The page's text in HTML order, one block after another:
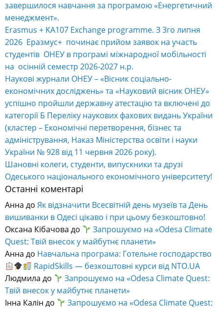
завершилося навчання за програмою «Енергетичний
менеджмент».
Erasmus + KA107 Exchange programme. З 3го липня
2026 Еразмус+ починає прийом заявок на участь
студентів ОНЕУ в програмі міжнародної мобільності
на осінній семестр 2026-2027 н.р.
Наукові журнали ОНЕУ – «Вісник соціально-
економічних досліджень» та «Науковий вісник ОНЕУ»
успішно пройшли державну атестацію та включені до
категорії Б Переліку наукових фахових видань України
(кластер – Економічні перетворення, бізнес та
адміністрування, Наказ Міністерства освіти і науки
України № 928 від 11 червня 2026 року).
Шановні колеги, студенти, випускники та друзі
Одеського національного економічного університету!
Останні коментарі
Анна до Як відзначити Всесвітній день музеїв та День
вишиванки в Одесі цікаво і при цьому безкоштовно!
Оксана Кібачова до
Запрошуємо на «Odesa Climate
Quest: Твій внесок у майбутнє планети»
Анна до Навчальна програма: Готельне господарство
RapidSkills — безкоштовні курси від NTO.UA
Людмила до
Запрошуємо на «Odesa Climate Quest:
Твій внесок у майбутнє планети»
Інна Калін до
Запрошуємо на «Odesa Climate Quest: